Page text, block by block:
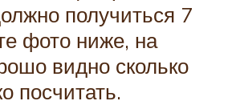
получиться 7
фото ниже, на
видно сколько
посчитать.